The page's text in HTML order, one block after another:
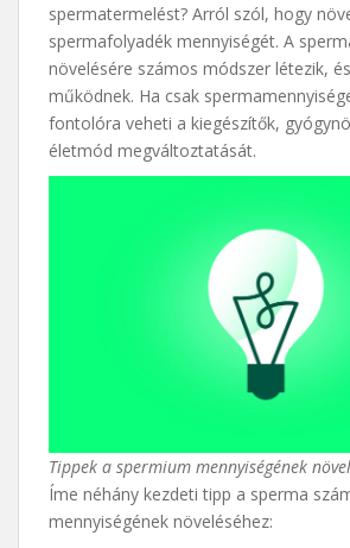
spermatermelést? Arról szól, hogy
spermafolyadék mennyiségét. A
növelésére számos módszer létezik,
működnek. Ha csak
fontolóra veheti a kiegészítők,
életmód megváltoztatását.
Tippek a spermium mennyiségének
Íme néhány kezdeti tipp a sperma
mennyiségének növeléséhez: